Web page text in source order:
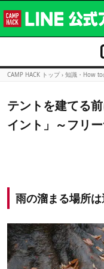
CAMP HACK トップ › 知識・How to
テントを建てる
イント」～フリ
雨の溜まる場所